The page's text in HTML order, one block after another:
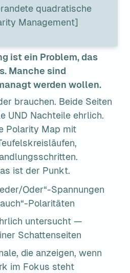
quadratische
Management]
ist ein Problem, das
Manche sind
werden wollen.
brauchen. Beide Seiten
UND Nachteile ehrlich.
Polarity Map mit
ist der Punkt.
Oder“-Spannungen
Polaritäten
untersucht —
Schattenseiten
die anzeigen, wenn
im Fokus steht